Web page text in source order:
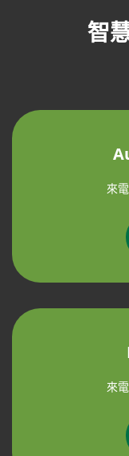
智
來
來